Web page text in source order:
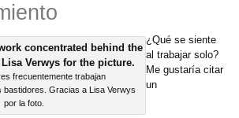
frecuentemente trabajan
bastidores. Gracias a Lisa Verwys
por la foto.
¿Qué se siente
al trabajar solo?
Me gustaría citar
un